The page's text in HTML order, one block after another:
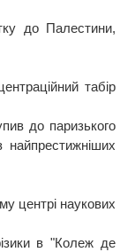
до Палестини,
табір
до паризького
центрі наукових
в "Колеж де